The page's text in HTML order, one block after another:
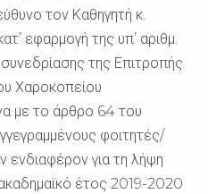
τον Καθηγητή κ.
εφαρμογή της υπ’ αριθμ.
της Επιτροπής
Χαροκοπείου
με το άρθρο 64 του
φοιτητές/
ενδιαφέρον για τη λήψη
έτος 2019-2020